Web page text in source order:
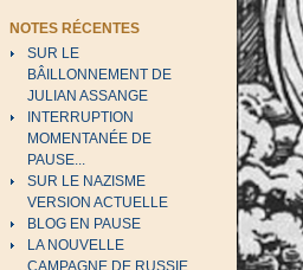
NOTES RÉCENTES
SUR LE
BÂILLONNEMENT DE
JULIAN ASSANGE
INTERRUPTION
MOMENTANÉE DE
PAUSE...
SUR LE NAZISME
VERSION ACTUELLE
BLOG EN PAUSE
LA NOUVELLE